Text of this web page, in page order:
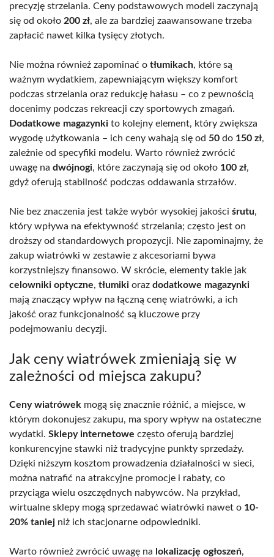
precyzję strzelania. Ceny podstawowych modeli zaczynają
się od około 200 zł, ale za bardziej zaawansowane trzeba
zapłacić nawet kilka tysięcy złotych.
Nie można również zapominać o tłumikach, które są
ważnym wydatkiem, zapewniającym większy komfort
podczas strzelania oraz redukcję hałasu – co z pewnością
docenimy podczas rekreacji czy sportowych zmagań.
Dodatkowe magazynki to kolejny element, który zwiększa
wygodę użytkowania – ich ceny wahają się od 50 do 150 zł,
zależnie od specyfiki modelu. Warto również zwrócić
uwagę na dwójnogi, które zaczynają się od około 100 zł,
gdyż oferują stabilność podczas oddawania strzałów.
Nie bez znaczenia jest także wybór wysokiej jakości śrutu,
który wpływa na efektywność strzelania; często jest on
droższy od standardowych propozycji. Nie zapominajmy, że
zakup wiatrówki w zestawie z akcesoriami bywa
korzystniejszy finansowo. W skrócie, elementy takie jak
celowniki optyczne, tłumiki oraz dodatkowe magazynki
mają znaczący wpływ na łączną cenę wiatrówki, a ich
jakość oraz funkcjonalność są kluczowe przy
podejmowaniu decyzji.
Jak ceny wiatrówek zmieniają się w
zależności od miejsca zakupu?
Ceny wiatrówek mogą się znacznie różnić, a miejsce, w
którym dokonujesz zakupu, ma spory wpływ na ostateczne
wydatki. Sklepy internetowe często oferują bardziej
konkurencyjne stawki niż tradycyjne punkty sprzedaży.
Dzięki niższym kosztom prowadzenia działalności w sieci,
można natrafić na atrakcyjne promocje i rabaty, co
przyciąga wielu oszczędnych nabywców. Na przykład,
wirtualne sklepy mogą sprzedawać wiatrówki nawet o 10-
20% taniej niż ich stacjonarne odpowiedniki.
Warto również zwrócić uwagę na lokalizację ogłoszeń,